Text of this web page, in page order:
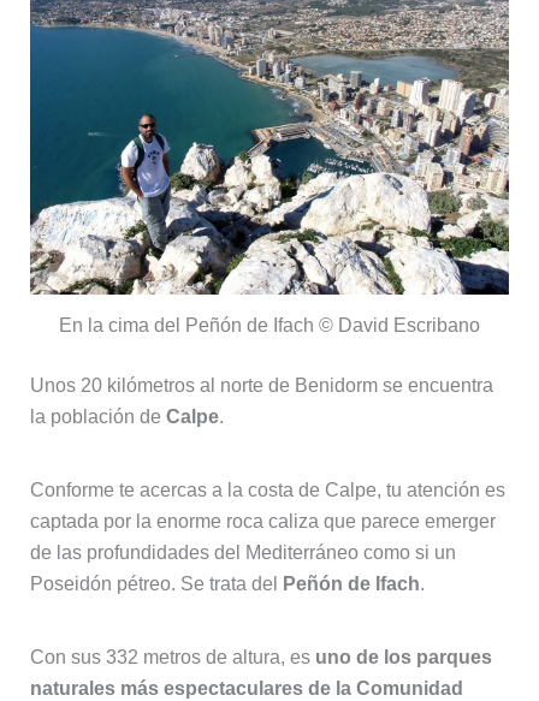
En la cima del Peñón de Ifach © David Escribano
Unos 20 kilómetros al norte de Benidorm se encuentra
la población de Calpe.
Conforme te acercas a la costa de Calpe, tu atención es
captada por la enorme roca caliza que parece emerger
de las profundidades del Mediterráneo como si un
Poseidón pétreo. Se trata del
Peñón de Ifach.
Con sus 332 metros de altura, es uno de los parques
naturales más espectaculares de la Comunidad